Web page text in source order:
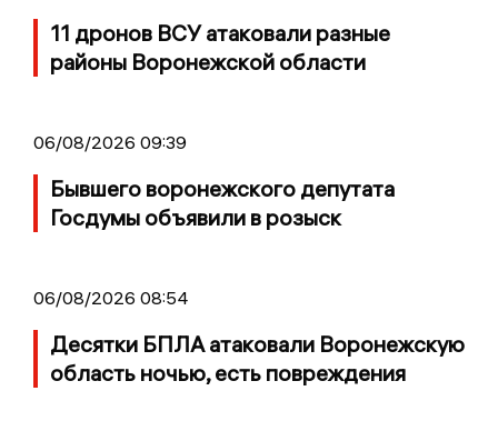
11 дронов ВСУ атаковали разные
районы Воронежской области
06/08/2026 09:39
Бывшего воронежского депутата
Госдумы объявили в розыск
06/08/2026 08:54
Десятки БПЛА атаковали Воронежскую
область ночью, есть повреждения